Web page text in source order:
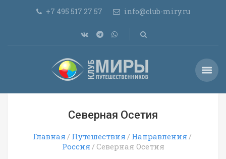
+7 495 517 27 57 info@club-miry.ru
Северная Осетия
Главная Путешествия
Направления
Россия
Северная Осетия